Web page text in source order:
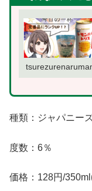
種類：ジャパニー
度数：6％
価格：128円/